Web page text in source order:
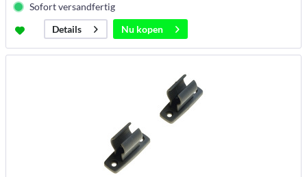
Sofort versandfertig
Details
Nu kopen